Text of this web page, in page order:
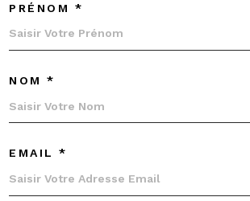
PRÉNOM *
NOM *
EMAIL *